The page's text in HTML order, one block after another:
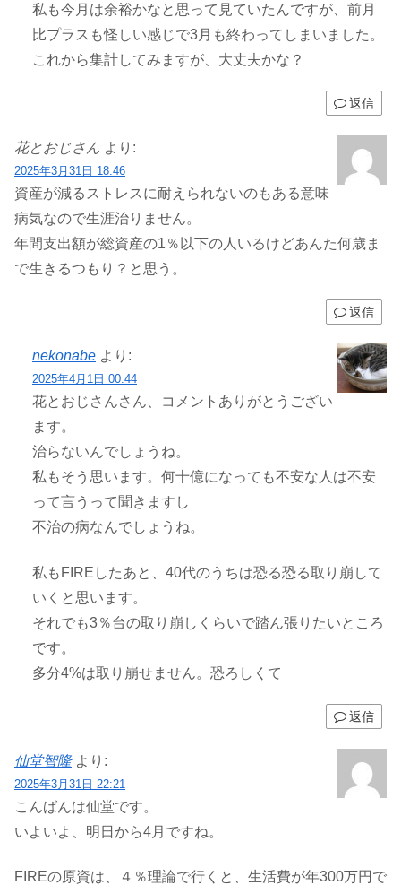
私も今月は余裕かなと思って見ていたんですが、前月
比プラスも怪しい感じで3月も終わってしまいました。
これから集計してみますが、大丈夫かな？
返信
花とおじさん より:
2025年3月31日 18:46
資産が減るストレスに耐えられないのもある意味
病気なので生涯治りません。
年間支出額が総資産の1％以下の人いるけどあんた何歳ま
で生きるつもり？と思う。
返信
nekonabe より:
2025年4月1日 00:44
花とおじさんさん、コメントありがとうござい
ます。
治らないんでしょうね。
私もそう思います。何十億になっても不安な人は不安
って言うって聞きますし
不治の病なんでしょうね。
私もFIREしたあと、40代のうちは恐る恐る取り崩して
いくと思います。
それでも3％台の取り崩しくらいで踏ん張りたいところ
です。
多分4%は取り崩せません。恐ろしくて
返信
仙堂智隆 より:
2025年3月31日 22:21
こんばんは仙堂です。
いよいよ、明日から4月ですね。
FIREの原資は、４％理論で行くと、生活費が年300万円で